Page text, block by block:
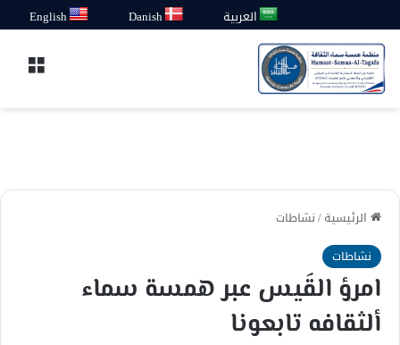
العربية Danish
English
الرئيسية/نشاطات
نشاطات
امرؤ القَيس عبر همسة سماء
ألثقافه تابعونا